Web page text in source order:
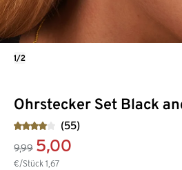
Ohrstecker Set Black
(55)
9,99 5,00
€/Stück 1,67
1/2